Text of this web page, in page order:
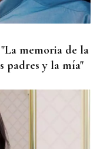
memoria de la
padres y la mía"